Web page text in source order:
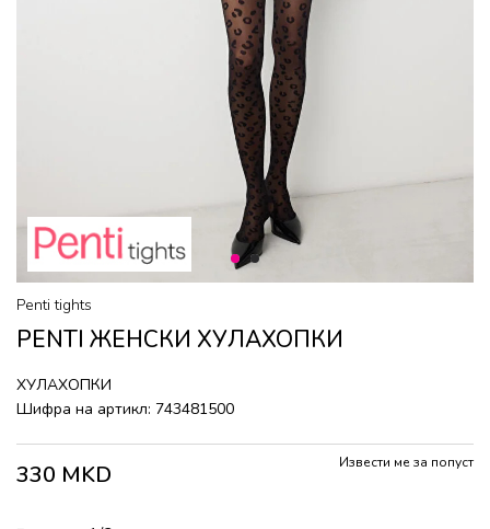
1 2
Penti tights
PENTI ЖЕНСКИ ХУЛАХОПКИ
ХУЛАХОПКИ
Шифра на артикл: 743481500
330 MKD Извести ме за попуст